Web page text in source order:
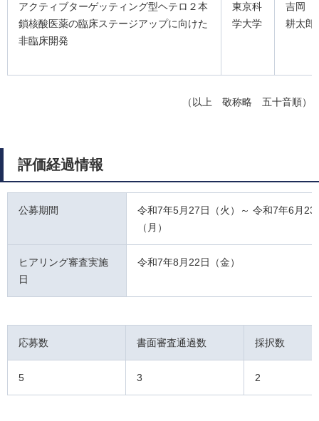
アクティブターゲッティング型ヘテロ２本
鎖核酸医薬の臨床ステージアップに向けた
非臨床開発
東京科
学大学
吉岡
耕太郎
（以上 敬称略 五十音順）
評価経過情報
公募期間
令和7年5月27日（火）～ 令和7年6月23
（月）
ヒアリング審査実施
日
令和7年8月22日（金）
応募数 書面審査通過数 採択数
5 3 2